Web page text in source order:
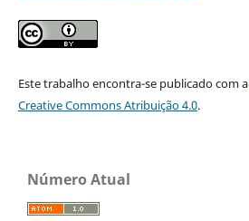
Este trabalho encontra-se publicado com a
Creative Commons Atribuição 4.0.
Número Atual